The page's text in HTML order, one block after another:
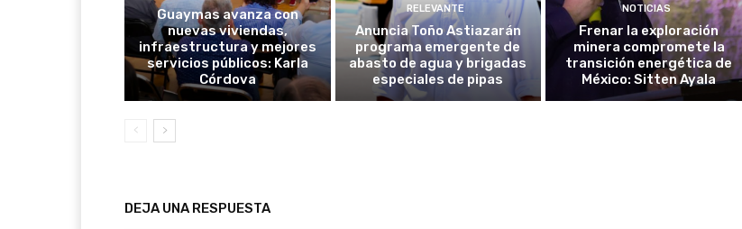
Guaymas avanza con
nuevas viviendas,
infraestructura y mejores
servicios públicos: Karla
Córdova
RELEVANTE
Anuncia Toño Astiazarán
programa emergente de
abasto de agua y brigadas
especiales de pipas
NOTICIAS
Frenar la exploración
minera compromete la
transición energética de
México: Sitten Ayala
DEJA UNA RESPUESTA